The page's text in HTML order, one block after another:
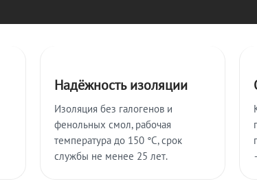
Надёжность изоляции
Изоляция без галогенов и
фенольных смол, рабочая
температура до 150 °C, срок
службы не менее 25 лет.